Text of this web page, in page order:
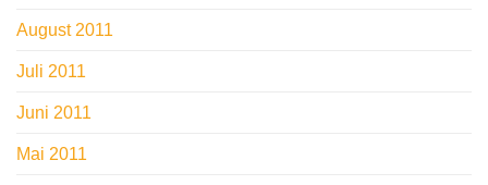
August 2011
Juli 2011
Juni 2011
Mai 2011